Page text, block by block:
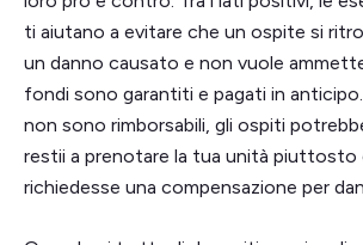
ti aiutano a evitare che un ospite si
un danno causato e non vuole
fondi sono garantiti e pagati in
non sono rimborsabili, gli ospiti
restii a prenotare la tua unità piuttosto
richiedesse una compensazione per